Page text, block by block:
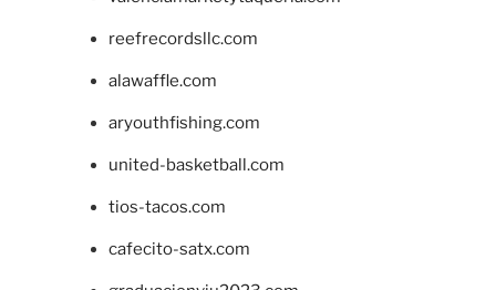
reefrecordsllc.com
alawaffle.com
aryouthfishing.com
united-basketball.com
tios-tacos.com
cafecito-satx.com